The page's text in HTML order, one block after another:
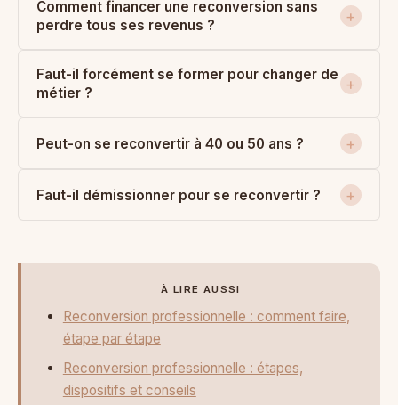
Comment financer une reconversion sans
perdre tous ses revenus ?
Faut-il forcément se former pour changer de
métier ?
Peut-on se reconvertir à 40 ou 50 ans ?
Faut-il démissionner pour se reconvertir ?
À LIRE AUSSI
Reconversion professionnelle : comment faire,
étape par étape
Reconversion professionnelle : étapes,
dispositifs et conseils